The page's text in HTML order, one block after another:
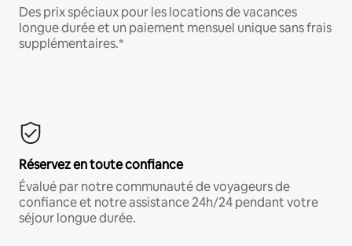
Des prix spéciaux pour les locations de vacances
longue durée et un paiement mensuel unique sans frais
supplémentaires.*
Réservez en toute confiance
Évalué par notre communauté de voyageurs de
confiance et notre assistance 24h/24 pendant votre
séjour longue durée.